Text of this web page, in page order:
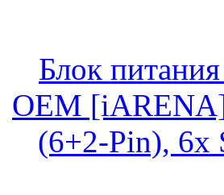
Блок
OEM
(6+2-Pin), 6x